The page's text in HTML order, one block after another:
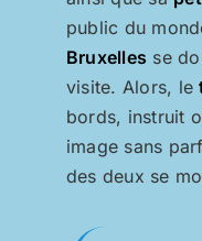
public du
Bruxelles se
visite. Alors, le
bords, instruit
image sans
des deux se